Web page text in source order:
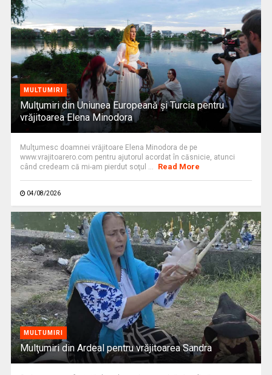
MULTUMIRI
Mulţumiri din Uniunea Europeană și Turcia pentru
vrăjitoarea Elena Minodora
Mulţumesc doamnei vrăjitoare Elena Minodora de pe
www.vrajitoarero.com pentru ajutorul acordat în căsnicie, atunci
când credeam că mi-am pierdut soţul ...
Read More
04/08/2026
MULTUMIRI
Mulţumiri din Ardeal pentru vrăjitoarea Sandra